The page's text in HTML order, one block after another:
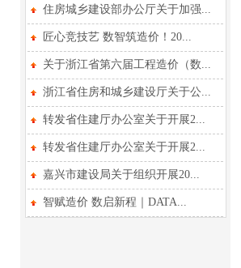
住房城乡建设部办公厅关于加强...
匠心竞技艺 数智筑造价！20...
关于浙江省第六届工程造价（数...
浙江省住房和城乡建设厅关于公...
转发省住建厅办公室关于开展2...
转发省住建厅办公室关于开展2...
嘉兴市建设局关于组织开展20...
智赋造价 数启新程｜DATA...